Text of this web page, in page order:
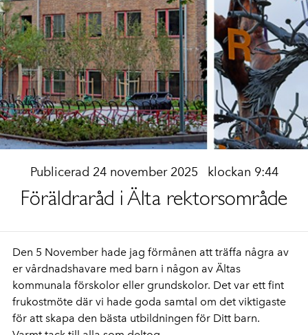
Publicerad 24 november 2025 klockan 9:44
Föräldraråd i Älta rektorsområde
Den 5 November hade jag förmånen att träffa några av
er vårdnadshavare med barn i någon av Ältas
kommunala förskolor eller grundskolor. Det var ett fint
frukostmöte där vi hade goda samtal om det viktigaste
för att skapa den bästa utbildningen för Ditt barn.